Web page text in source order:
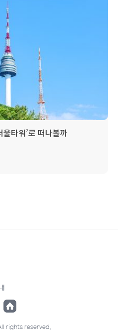
타워’로 떠나볼까
rights reserved.